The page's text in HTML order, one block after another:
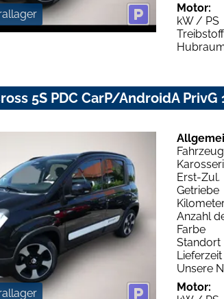
Motor:
kW / PS
Treibstoff
5S PDC CarP/AndroidA PrivG
Erst-Zul.
Getriebe
Anzahl
Farbe
Standort
Lieferzeit
Unsere
Motor: